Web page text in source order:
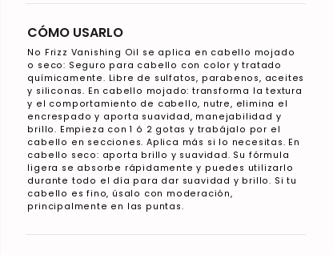
CÓMO USARLO
No Frizz Vanishing Oil se aplica en cabello mojado
o seco: Seguro para cabello con color y tratado
químicamente. Libre de sulfatos, parabenos, aceites
y siliconas. En cabello mojado: transforma la textura
y el comportamiento de cabello, nutre, elimina el
encrespado y aporta suavidad, manejabilidad y
brillo. Empieza con 1 ó 2 gotas y trabájalo por el
cabello en secciones. Aplica más si lo necesitas. En
cabello seco: aporta brillo y suavidad. Su fórmula
ligera se absorbe rápidamente y puedes utilizarlo
durante todo el día para dar suavidad y brillo. Si tu
cabello es fino, úsalo con moderación,
principalmente en las puntas.